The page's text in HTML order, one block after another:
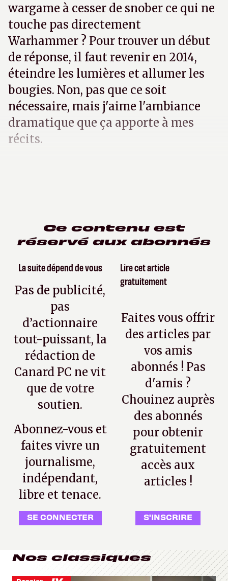
wargame à cesser de snober ce qui ne
touche pas directement
Warhammer ? Pour trouver un début
de réponse, il faut revenir en 2014,
éteindre les lumières et allumer les
bougies. Non, pas que ce soit
nécessaire, mais j'aime l'ambiance
dramatique que ça apporte à mes
récits.
Ce contenu est
réservé aux abonnés
La suite dépend de vous
Pas de publicité,
pas
d’actionnaire
tout-puissant, la
rédaction de
Canard PC ne vit
que de votre
soutien.
Abonnez-vous et
faites vivre un
journalisme,
indépendant,
libre et tenace.
SE CONNECTER
Lire cet article
gratuitement
Faites vous offrir
des articles par
vos amis
abonnés ! Pas
d'amis ?
Chouinez auprès
des abonnés
pour obtenir
gratuitement
accès aux
articles !
S'INSCRIRE
Nos classiques